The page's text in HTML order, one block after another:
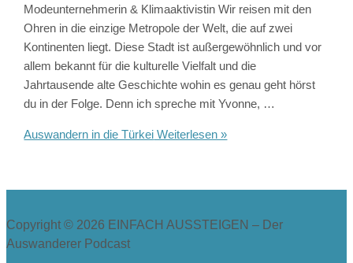
Modeunternehmerin & Klimaaktivistin Wir reisen mit den
Ohren in die einzige Metropole der Welt, die auf zwei
Kontinenten liegt. Diese Stadt ist außergewöhnlich und vor
allem bekannt für die kulturelle Vielfalt und die
Jahrtausende alte Geschichte wohin es genau geht hörst
du in der Folge. Denn ich spreche mit Yvonne, …
Auswandern in die Türkei Weiterlesen »
Copyright © 2026 EINFACH AUSSTEIGEN – Der
Auswanderer Podcast